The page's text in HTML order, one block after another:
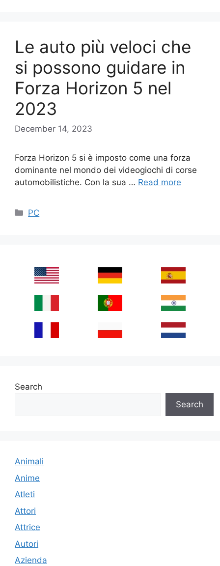
Le auto più veloci che
si possono guidare in
Forza Horizon 5 nel
2023
December 14, 2023
Forza Horizon 5 si è imposto come una forza
dominante nel mondo dei videogiochi di corse
automobilistiche. Con la sua … Read more
Categories
PC
Search
Search
Animali
Anime
Atleti
Attori
Attrice
Autori
Azienda